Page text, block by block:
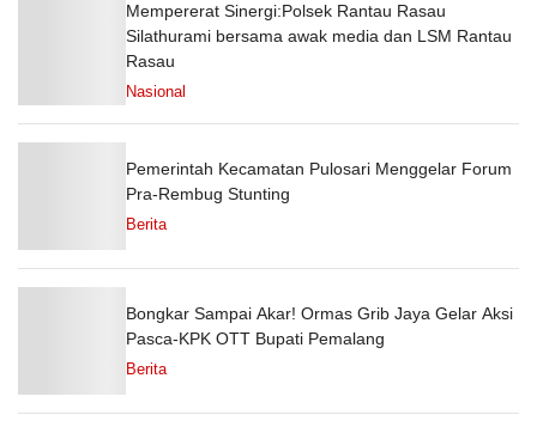
Mempererat Sinergi:Polsek Rantau Rasau
Silathurami bersama awak media dan LSM Rantau
Rasau
Nasional
Pemerintah Kecamatan Pulosari Menggelar Forum
Pra-Rembug Stunting
Berita
Bongkar Sampai Akar! Ormas Grib Jaya Gelar Aksi
Pasca-KPK OTT Bupati Pemalang
Berita